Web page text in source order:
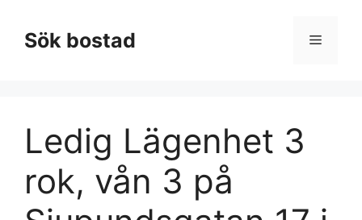
innehållSök bostad Meny
Ledig Lägenhet 3
rok, vån 3 på